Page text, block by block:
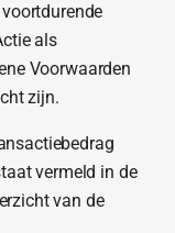
als
Voorwaarden
zijn.
vermeld in de
van de